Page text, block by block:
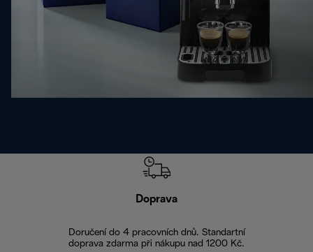
Doprava
Doručení do 4 pracovních dnů. Standartní
doprava zdarma při nákupu nad 1200 Kč.